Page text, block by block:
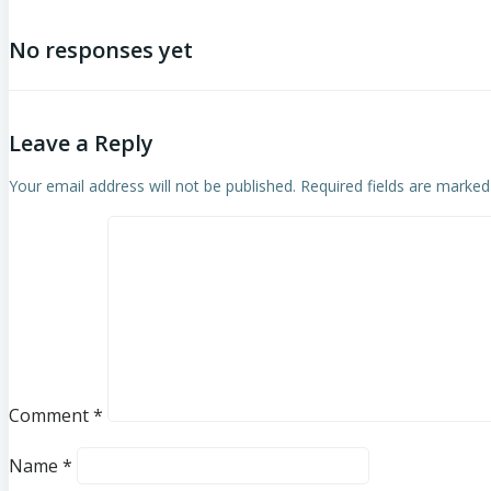
No responses yet
Leave a Reply
Your email address will not be published. Required fields are
Comment*
Name *